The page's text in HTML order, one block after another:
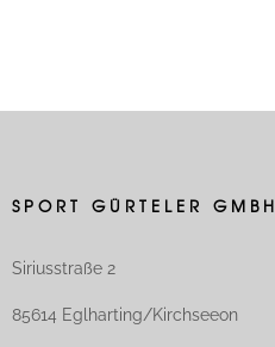
SPORT GÜRTELER GMBH
Siriusstraße 2
85614 Eglharting/Kirchseeon